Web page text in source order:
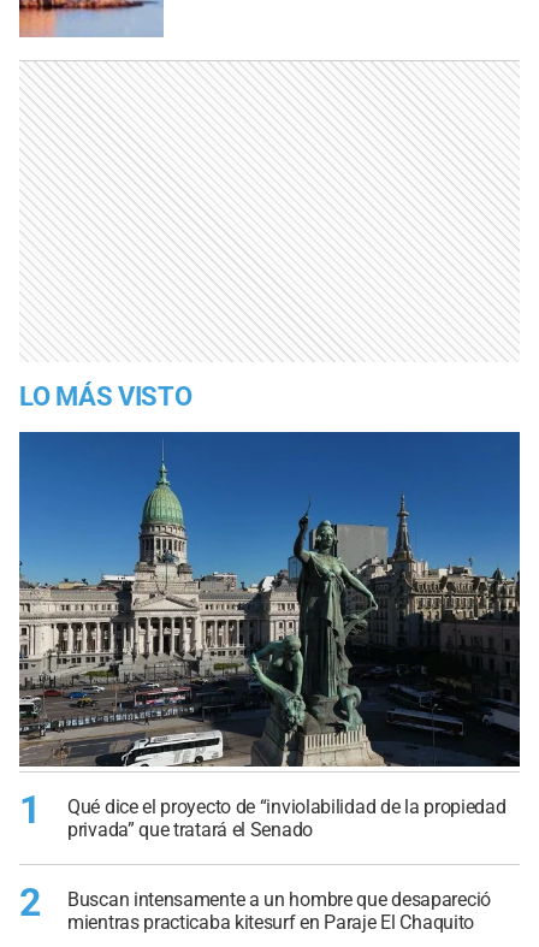
LO MÁS VISTO
1
Qué dice el proyecto de “inviolabilidad de la propiedad
privada” que tratará el Senado
2
Buscan intensamente a un hombre que desapareció
mientras practicaba kitesurf en Paraje El Chaquito